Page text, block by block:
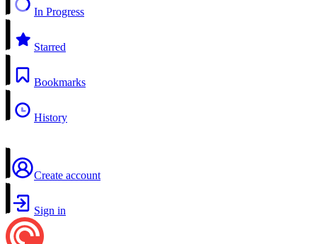
In Progress
Starred
Bookmarks
History
Create account
Sign in